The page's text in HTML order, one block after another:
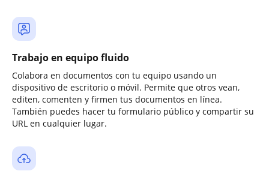
Trabajo en equipo fluido
Colabora en documentos con tu equipo usando un
dispositivo de escritorio o móvil. Permite que otros vean,
editen, comenten y firmen tus documentos en línea.
También puedes hacer tu formulario público y compartir su
URL en cualquier lugar.